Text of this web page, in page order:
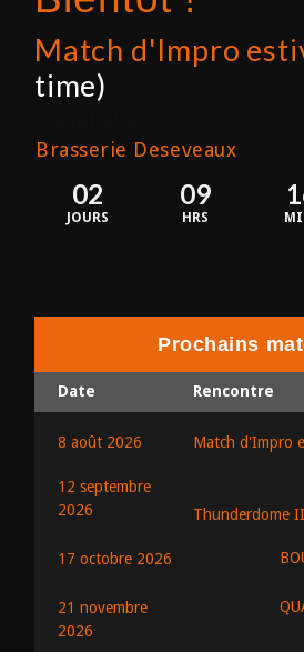
Match d'Impro
time)
Brasserie Deseveaux
02
JOURS
09
HRS
Prochains
Date Rencontre
8 août 2026 Match d'Impro
12 septembre
2026
Thunderdome
17 octobre 2026
21 novembre
2026